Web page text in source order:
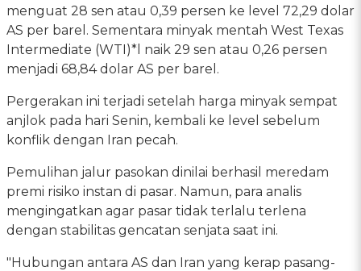
menguat 28 sen atau 0,39 persen ke level 72,29 dolar
AS per barel. Sementara minyak mentah West Texas
Intermediate (WTI)*l naik 29 sen atau 0,26 persen
menjadi 68,84 dolar AS per barel.
Pergerakan ini terjadi setelah harga minyak sempat
anjlok pada hari Senin, kembali ke level sebelum
konflik dengan Iran pecah.
Pemulihan jalur pasokan dinilai berhasil meredam
premi risiko instan di pasar. Namun, para analis
mengingatkan agar pasar tidak terlalu terlena
dengan stabilitas gencatan senjata saat ini.
"Hubungan antara AS dan Iran yang kerap pasang-